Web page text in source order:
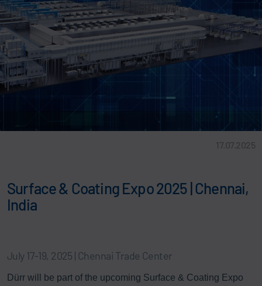
17.07.2025
Surface & Coating Expo 2025 | Chennai,
India
July 17-19, 2025 | Chennai Trade Center
Dürr will be part of the upcoming Surface & Coating Expo